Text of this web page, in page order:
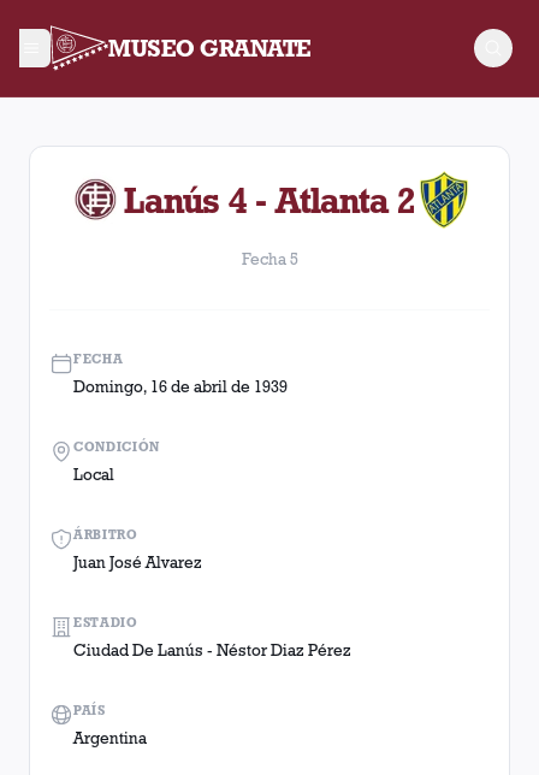
MUSEO GRANATE
Fecha 5. Partido entre Lanús y Atlanta disputado el
Lanús 4 - Atlanta 2
Fecha 5
FECHA
Domingo, 16 de abril de 1939
ÁRBITRO
Juan José Alvarez
CONDICIÓN
Local
ESTADIO
Ciudad De Lanús - Néstor Diaz Pérez
PAÍS
Argentina